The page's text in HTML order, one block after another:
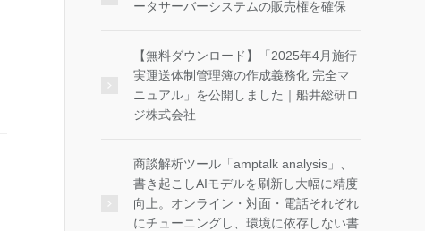
ータサーバーシステムの販売権を確保
【無料ダウンロード】「2025年4月施行
実運送体制管理簿の作成義務化 完全マ
ニュアル」を公開しました｜船井総研ロ
ジ株式会社
商談解析ツール「amptalk analysis」、
書き起こしAIモデルを刷新し大幅に精度
向上。オンライン・対面・電話それぞれ
にチューニングし、環境に依存しない書